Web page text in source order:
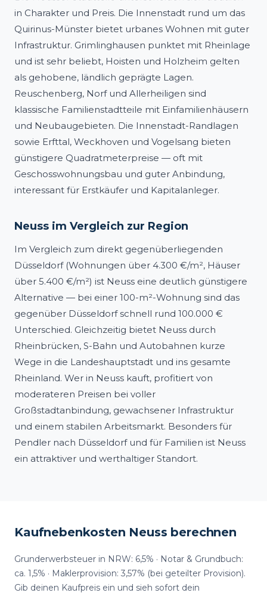
in Charakter und Preis. Die Innenstadt rund um das
Quirinus-Münster bietet urbanes Wohnen mit guter
Infrastruktur. Grimlinghausen punktet mit Rheinlage
und ist sehr beliebt, Hoisten und Holzheim gelten
als gehobene, ländlich geprägte Lagen.
Reuschenberg, Norf und Allerheiligen sind
klassische Familienstadtteile mit Einfamilienhäusern
und Neubaugebieten. Die Innenstadt-Randlagen
sowie Erfttal, Weckhoven und Vogelsang bieten
günstigere Quadratmeterpreise — oft mit
Geschosswohnungsbau und guter Anbindung,
interessant für Erstkäufer und Kapitalanleger.
Neuss im Vergleich zur Region
Im Vergleich zum direkt gegenüberliegenden
Düsseldorf (Wohnungen über 4.300 €/m², Häuser
über 5.400 €/m²) ist Neuss eine deutlich günstigere
Alternative — bei einer 100-m²-Wohnung sind das
gegenüber Düsseldorf schnell rund 100.000 €
Unterschied. Gleichzeitig bietet Neuss durch
Rheinbrücken, S-Bahn und Autobahnen kurze
Wege in die Landeshauptstadt und ins gesamte
Rheinland. Wer in Neuss kauft, profitiert von
moderateren Preisen bei voller
Großstadtanbindung, gewachsener Infrastruktur
und einem stabilen Arbeitsmarkt. Besonders für
Pendler nach Düsseldorf und für Familien ist Neuss
ein attraktiver und werthaltiger Standort.
Kaufnebenkosten Neuss berechnen
Grunderwerbsteuer in NRW: 6,5% · Notar & Grundbuch:
ca. 1,5% · Maklerprovision: 3,57% (bei geteilter Provision).
Gib deinen Kaufpreis ein und sieh sofort dein